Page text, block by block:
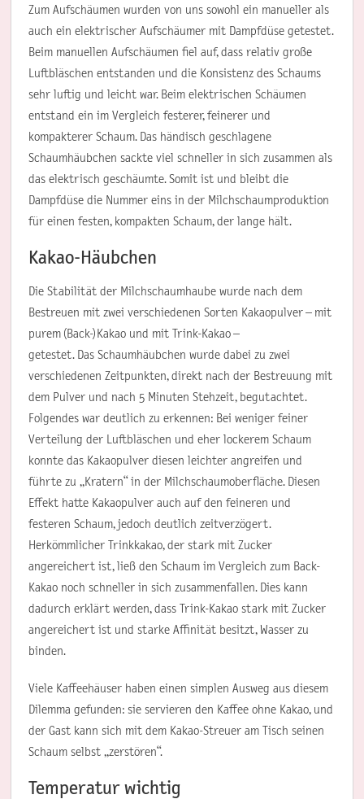
Zum Aufschäumen wurden von uns sowohl ein manueller als
auch ein elektrischer Aufschäumer mit Dampfdüse getestet.
Beim manuellen Aufschäumen fiel auf, dass relativ große
Luftbläschen entstanden und die Konsistenz des Schaums
sehr luftig und leicht war. Beim elektrischen Schäumen
entstand ein im Vergleich festerer, feinerer und
kompakterer Schaum. Das händisch geschlagene
Schaumhäubchen sackte viel schneller in sich zusammen als
das elektrisch geschäumte. Somit ist und bleibt die
Dampfdüse die Nummer eins in der Milchschaumproduktion
für einen festen, kompakten Schaum, der lange hält.
Kakao-Häubchen
Die Stabilität der Milchschaumhaube wurde nach dem
Bestreuen mit zwei verschiedenen Sorten Kakaopulver – mit
purem (Back-)Kakao und mit Trink-Kakao –
getestet. Das Schaumhäubchen wurde dabei zu zwei
verschiedenen Zeitpunkten, direkt nach der Bestreuung mit
dem Pulver und nach 5 Minuten Stehzeit, begutachtet.
Folgendes war deutlich zu erkennen: Bei weniger feiner
Verteilung der Luftbläschen und eher lockerem Schaum
konnte das Kakaopulver diesen leichter angreifen und
führte zu „Kratern“ in der Milchschaumoberfläche. Diesen
Effekt hatte Kakaopulver auch auf den feineren und
festeren Schaum, jedoch deutlich zeitverzögert.
Herkömmlicher Trinkkakao, der stark mit Zucker
angereichert ist, ließ den Schaum im Vergleich zum Back-
Kakao noch schneller in sich zusammenfallen. Dies kann
dadurch erklärt werden, dass Trink-Kakao stark mit Zucker
angereichert ist und starke Affinität besitzt, Wasser zu
binden.
Viele Kaffeehäuser haben einen simplen Ausweg aus diesem
Dilemma gefunden: sie servieren den Kaffee ohne Kakao, und
der Gast kann sich mit dem Kakao-Streuer am Tisch seinen
Schaum selbst „zerstören“.
Temperatur wichtig